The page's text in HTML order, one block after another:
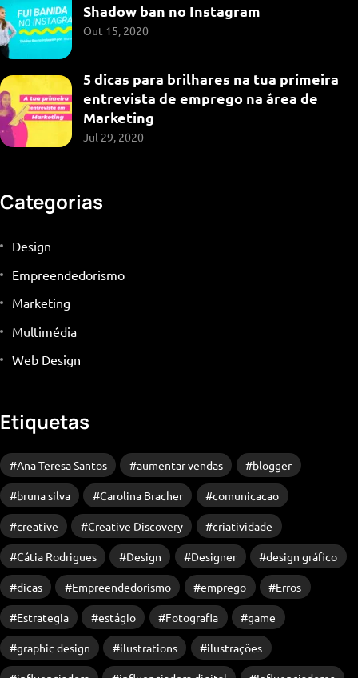
Shadow ban no Instagram
Out 15, 2020
5 dicas para brilhares na tua primeira
entrevista de emprego na área de
Marketing
Jul 29, 2020
Categorias
Design
Empreendedorismo
Marketing
Multimédia
Web Design
Etiquetas
Ana Teresa Santos aumentar vendas blogger
bruna silva Carolina Bracher comunicacao
creative Creative Discovery criatividade
Cátia Rodrigues Design Designer design gráfico
dicas Empreendedorismo emprego Erros
Estrategia estágio Fotografia game
graphic design ilustrations ilustrações